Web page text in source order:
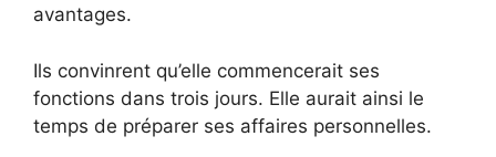
avantages.
Ils convinrent qu’elle commencerait ses
fonctions dans trois jours. Elle aurait ainsi le
temps de préparer ses affaires personnelles.